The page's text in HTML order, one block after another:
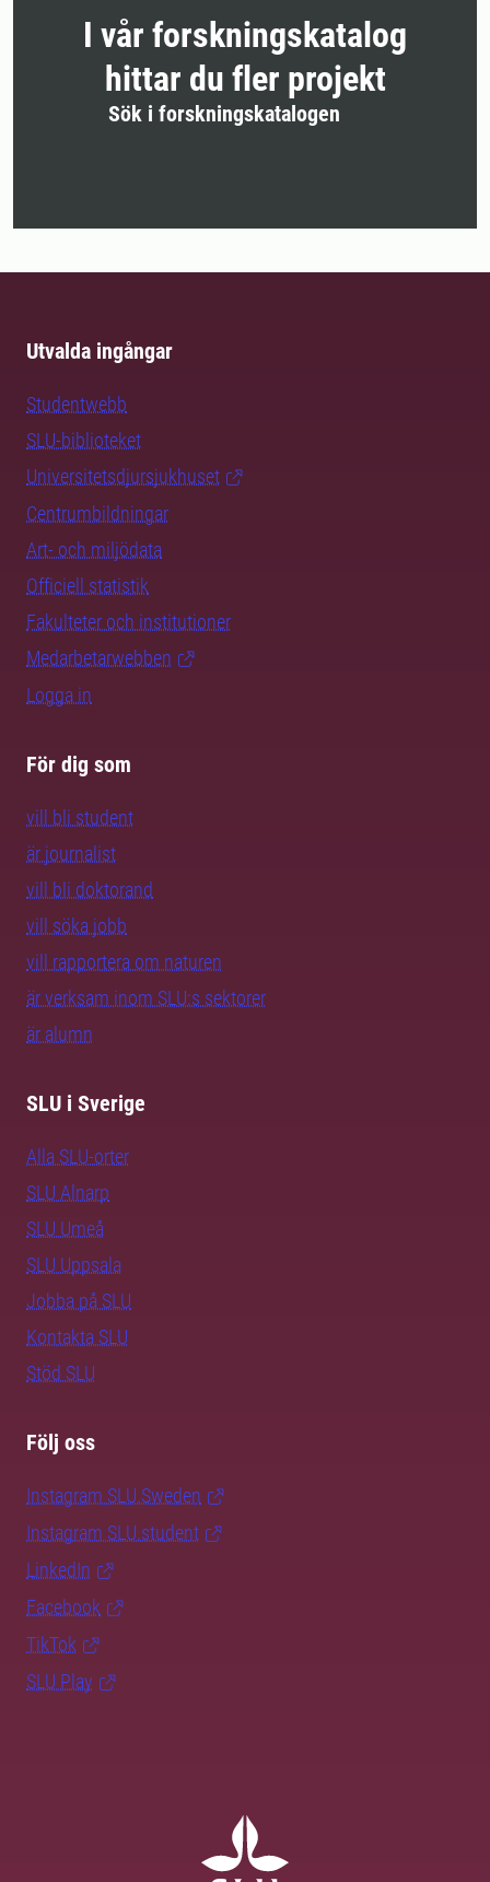
I vår forskningskatalog
hittar du fler projekt
Sök i forskningskatalogen
Utvalda ingångar
Studentwebb
SLU-biblioteket
Universitetsdjursjukhuset
Centrumbildningar
Art- och miljödata
Officiell statistik
Fakulteter och institutioner
Medarbetarwebben
Logga in
För dig som
vill bli student
är journalist
vill bli doktorand
vill söka jobb
vill rapportera om naturen
är verksam inom SLU:s sektorer
är alumn
SLU i Sverige
Alla SLU-orter
SLU Alnarp
SLU Umeå
SLU Uppsala
Jobba på SLU
Kontakta SLU
Stöd SLU
Följ oss
Instagram SLU.Sweden
Instagram SLU.student
LinkedIn
Facebook
TikTok
SLU Play